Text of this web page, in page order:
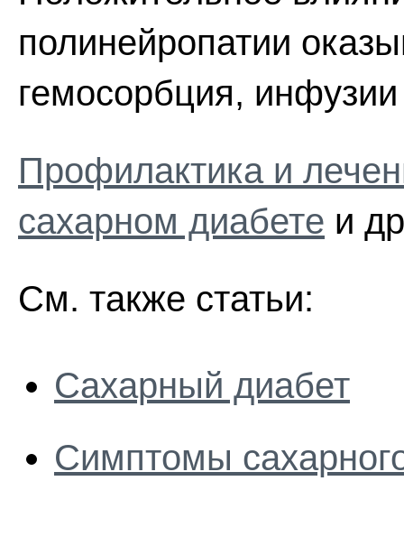
полинейропатии
гемосорбция,
Профилактика и
сахарном диабете и
См. также статьи:
Сахарный диабет
Симптомы